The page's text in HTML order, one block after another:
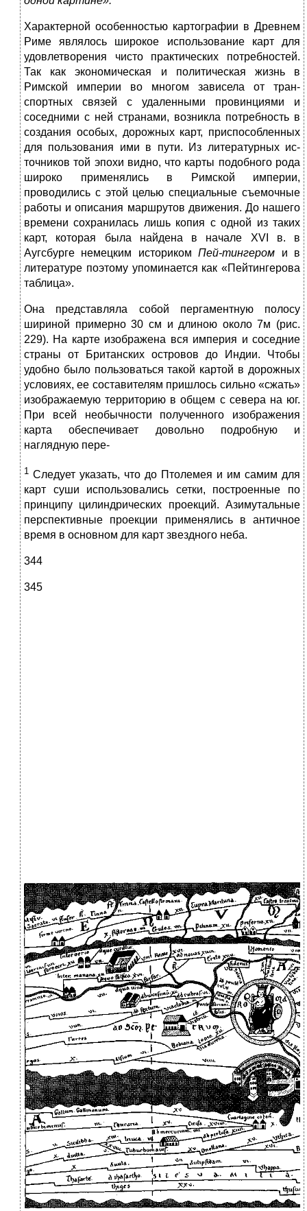
Характерной особенностью картографии в Древнем
Риме являлось широкое использование карт для
удовлетворения чисто практических потребностей.
Так как экономическая и полити­ческая жизнь в
Римской империи во многом зависела от тран­
спортных связей с удаленными провинциями и
соседними с ней стра­нами, возникла потребность в
создания особых, дорожных карт, при­способленных
для пользования ими в пути. Из литературных ис­
точников той эпохи видно, что карты подобного рода
широко при­менялись в Римской империи,
проводились с этой целью специаль­ные съемочные
работы и описания маршрутов движения. До нашего
времени сохранилась лишь копия с одной из таких
карт, которая бы­ла найдена в начале XVI в. в
Аугсбурге немецким историкомПей-тингером и в
литературе поэтому упоминается как «Пейтингерова
таблица».
Она представляла собой пергаментную полосу
шириной примерно 30 см и длиною около 7м (рис.
229). На карте изображена вся им­перия и соседние
страны от Британских островов до Индии. Чтобы
удобно было пользоваться такой картой в дорожных
условиях, ее составителям пришлось сильно «сжать»
изображаемую территорию в общем с севера на юг.
При всей необычности полученного изобра­жения
карта обеспечивает довольно подробную и
наглядную пере-
1 Следует указать, что до Птолемея и им самим для
карт суши использова­лись сетки, построенные по
принципу цилиндрических проекций. Азимутальные
пер­спективные проекции применялись в античное
время в основном для карт звездного неба.
344
345